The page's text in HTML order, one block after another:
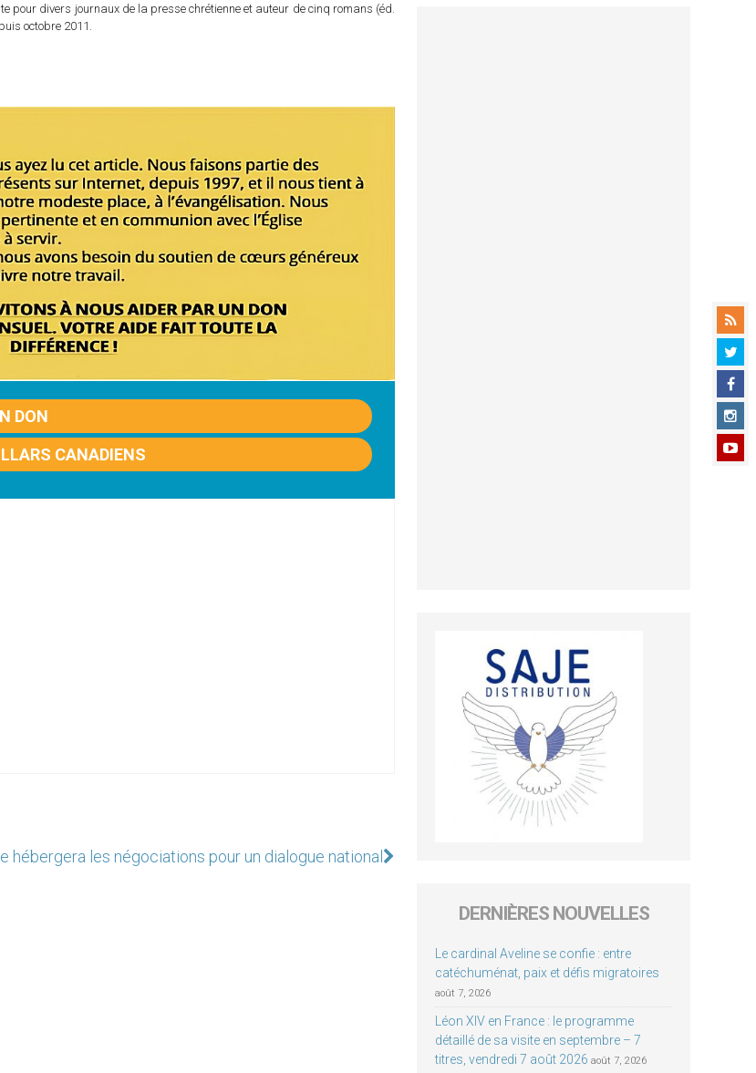
pour divers journaux de la presse chrétienne et auteur de cinq romans (éd.
octobre 2011.
DON
CANADIENS
hébergera les négociations pour un dialogue national
DERNIÈRES NOUVELLES
Le cardinal Aveline se confie : entre
catéchuménat, paix et défis migratoires
août 7, 2026
Léon XIV en France : le programme
détaillé de sa visite en septembre – 7
titres, vendredi 7 août 2026 août 7, 2026